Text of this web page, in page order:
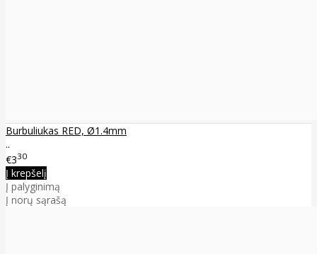
Burbuliukas RED, Ø1.4mm
..
€330
Į krepšelį
Į palyginimą
Į norų sąrašą